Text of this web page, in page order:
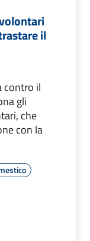
il
contro il
gli
che
con la